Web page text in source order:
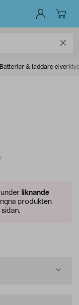
Batterier & laddare
under liknande
produkten